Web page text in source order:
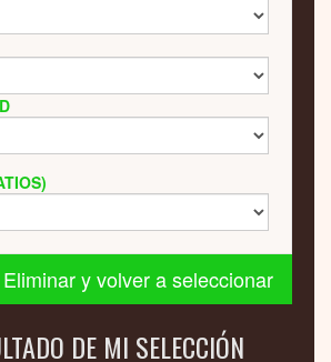
Eliminar y volver a seleccionar
DE MI SELECCIÓN